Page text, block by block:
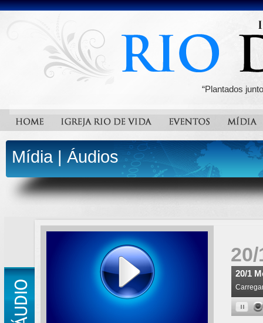
“Plantados
Mídia|Áudios